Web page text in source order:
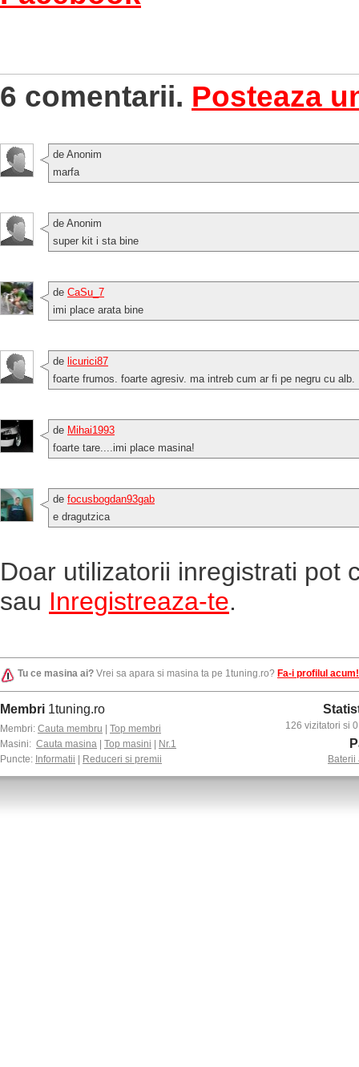
6 comentarii. Posteaza
de Anonim
marfa
de Anonim
super kit i sta bine
de CaSu_7
imi place arata bine
de licurici87
foarte frumos. foarte agresiv. ma intreb cum ar fi pe negru cu alb.
de Mihai1993
foarte tare....imi place masina!
de focusbogdan93gab
e dragutzica
Doar utilizatorii inregistrati pot
sau Inregistreaza-te.
Tu ce masina ai? Vrei sa apara si masina ta pe 1tuning.ro? Fa-i profilul acum!
Membri 1tuning.ro
Membri: Cauta membru
Top membri
Masini: Cauta masina Top masini
Nr.1
Puncte: Informatii Reduceri si premii
126 vizitatori si